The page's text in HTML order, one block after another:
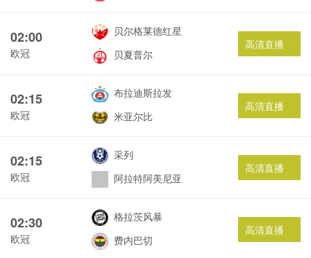
02:00
欧冠
贝尔格莱德红星
贝夏普尔
高清直播
02:15
欧冠
布拉迪斯拉发
米亚尔比
高清直播
02:15
欧冠
采列
阿拉特阿美尼亚
高清直播
02:30
欧冠
格拉茨风暴
费内巴切
高清直播